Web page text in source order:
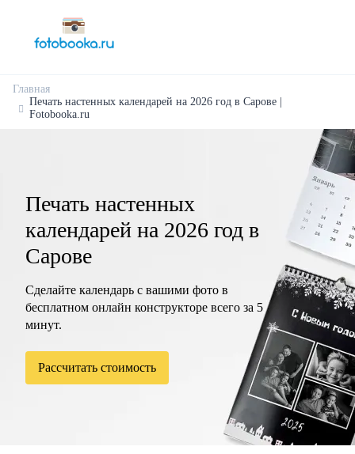
Главная
Печать настенных календарей на 2026 год в Сарове |
Fotobooka.ru
Печать настенных
календарей на 2026 год в
Сарове
Сделайте календарь с вашими фото в
бесплатном онлайн конструкторе всего за 5
минут.
Рассчитать стоимость